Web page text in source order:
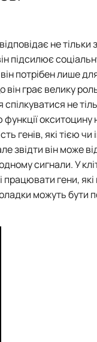
дослідже…
не
підсилює
потрібен лише
грає велику
не
генів, які тією
він може
сигнали. У
працювати гени,
можуть бути